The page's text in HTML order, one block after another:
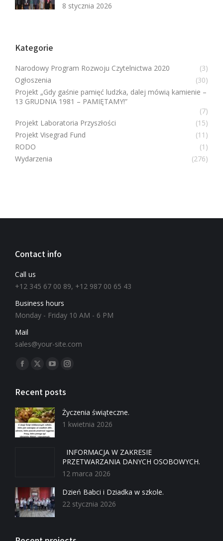
8 stycznia 2026
Kategorie
Narodowy Program Rozwoju Czytelnictwa 2020
(3)
Ogłoszenia
(30)
Projekt „Gdy gaśnie pamięć ludzka, dalej mówią kamienie –
13 GRUDNIA 1981 – PAMIĘTAMY!”
(7)
Projekt Laboratoria Przyszłości
(15)
Projekt Visegrad Fund
(11)
RODO
(1)
Wydarzenia
(276)
Contact info
Call us
+12 345 67 00 89, +12 987 00 65 43
Business hours
Monday - Friday 10 AM - 6 PM
Mail
sales@your-site.com
Znajdź nas na:
Recent posts
Życzenia świąteczne.
1 kwietnia 2026
INFORMACJA W ZAKRESIE
PRZETWARZANIA DANYCH OSOBOWYCH.
12 marca 2026
Dzień Babci i Dziadka w szkole.
22 stycznia 2026